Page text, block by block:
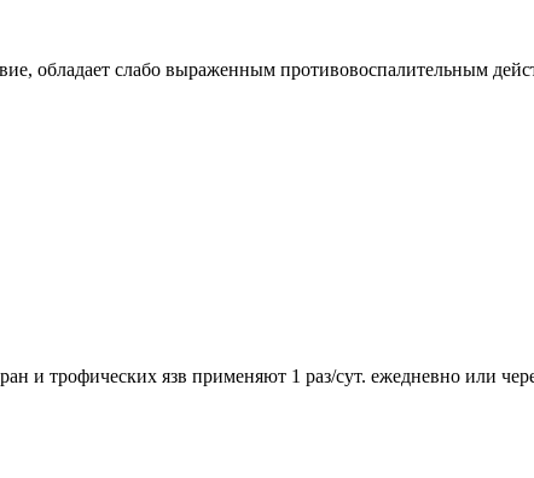
обладает слабо выраженным противовоспалительным
и трофических язв применяют 1 раз/сут. ежедневно или